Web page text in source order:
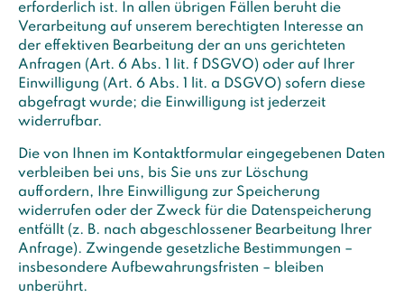
erforderlich ist. In allen übrigen Fällen beruht die
Verarbeitung auf unserem berechtigten Interesse an
der effektiven Bearbeitung der an uns gerichteten
Anfragen (Art. 6 Abs. 1 lit. f DSGVO) oder auf Ihrer
Einwilligung (Art. 6 Abs. 1 lit. a DSGVO) sofern diese
abgefragt wurde; die Einwilligung ist jederzeit
widerrufbar.
Die von Ihnen im Kontaktformular eingegebenen Daten
verbleiben bei uns, bis Sie uns zur Löschung
auffordern, Ihre Einwilligung zur Speicherung
widerrufen oder der Zweck für die Datenspeicherung
entfällt (z. B. nach abgeschlossener Bearbeitung Ihrer
Anfrage). Zwingende gesetzliche Bestimmungen –
insbesondere Aufbewahrungsfristen – bleiben
unberührt.